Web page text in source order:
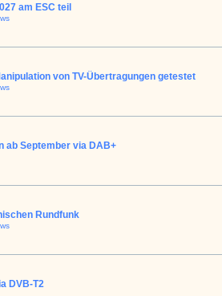
am ESC teil
von TV-Übertragungen getestet
ab September via DAB+
Rundfunk
DVB-T2